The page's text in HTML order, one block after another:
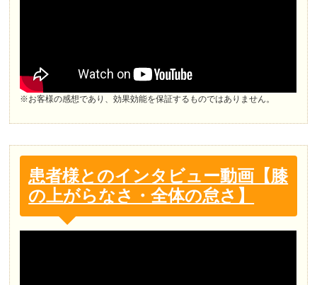
※お客様の感想であり、効果効能を保証するものではありません。
患者様とのインタビュー動画【膝
の上がらなさ・全体の怠さ】